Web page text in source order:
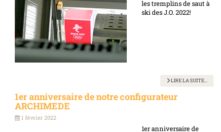
les tremplins de saut à
ski des J.O. 2022!
LIRE LA SUITE...
1er anniversaire de notre configurateur
ARCHIMEDE
1 février 2022
1er anniversaire de